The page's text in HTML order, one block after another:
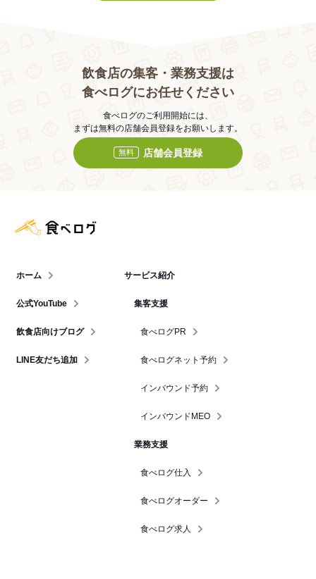
飲食店の集客・業務支援は
食べログにお任せください
食べログのご利用開始には、
まずは無料の店舗会員登録をお願いします。
無料 店舗会員登録
ホーム
公式YouTube
飲食店向けブログ
LINE友だち追加
サービス紹介
集客支援
食べログPR
食べログネット予約
インバウンド予約
インバウンドMEO
業務支援
食べログ仕入
食べログオーダー
食べログ求人